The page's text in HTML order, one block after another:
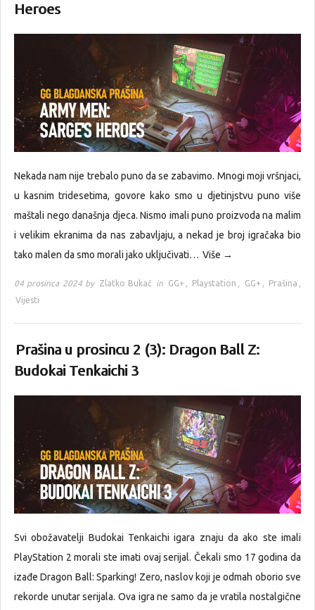
Heroes
Nekada nam nije trebalo puno da se zabavimo. Mnogi moji vršnjaci,
u kasnim tridesetima, govore kako smo u djetinjstvu puno više
maštali nego današnja djeca. Nismo imali puno proizvoda na malim
i velikim ekranima da nas zabavljaju, a nekad je broj igračaka bio
tako malen da smo morali jako uključivati… Više →
04 prosinca 2024 by Zlatko Bukač in GG+ , Playstation , GG+ , Prašina ,
Vijesti
Prašina u prosincu 2 (3): Dragon Ball Z:
Budokai Tenkaichi 3
Svi obožavatelji Budokai Tenkaichi igara znaju da ako ste imali
PlayStation 2 morali ste imati ovaj serijal. Čekali smo 17 godina da
izađe Dragon Ball: Sparking! Zero, naslov koji je odmah oborio sve
rekorde unutar serijala. Ova igra ne samo da je vratila nostalgične